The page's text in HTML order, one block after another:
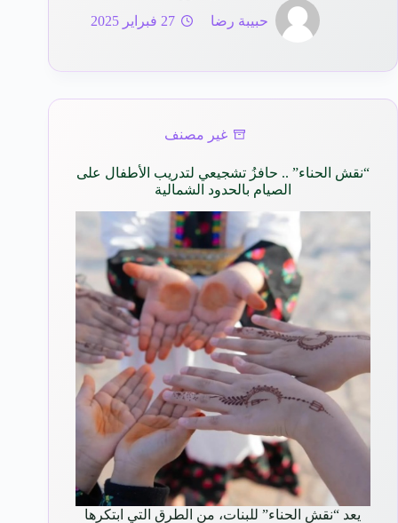
حبيبة رضا
27 فبراير 2025
غير مصنف
“نقش الحناء” .. حافزُ تشجيعي لتدريب الأطفال على
الصيام بالحدود الشمالية
يعد “نقش الحناء” للبنات، من الطرق التي ابتكرها